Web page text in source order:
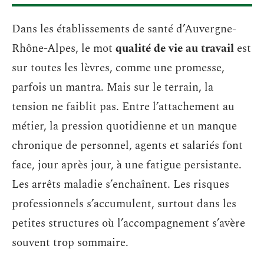
Dans les établissements de santé d’Auvergne-
Rhône-Alpes, le mot qualité de vie au travail est
sur toutes les lèvres, comme une promesse,
parfois un mantra. Mais sur le terrain, la
tension ne faiblit pas. Entre l’attachement au
métier, la pression quotidienne et un manque
chronique de personnel, agents et salariés font
face, jour après jour, à une fatigue persistante.
Les arrêts maladie s’enchaînent. Les risques
professionnels s’accumulent, surtout dans les
petites structures où l’accompagnement s’avère
souvent trop sommaire.